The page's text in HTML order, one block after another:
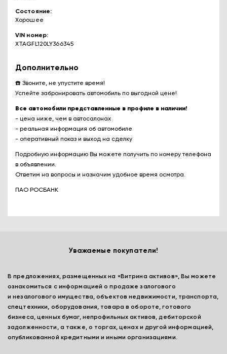
Состояние
Хорошее
VIN номер
XTAGFL120LY366345
Дополнительно
☎️ Звоните, не упустите время!
Успейте забронировать автомобиль по выгодной цене!
Все автомобили представленные в профиле в наличии!
- цена ниже, чем в автосалонах
- реальная информация об автомобиле
- оперативный показ и выход на сделку
Подробную информацию Вы можете получить по номеру телефона
в объявлении.
Ответим на вопросы и назначим удобное время осмотра.
ПАО РОСБАНК
Уважаемые покупатели!
В предложениях, размещенных на «Витрина активов», Вы можете
ознакомиться с информацией о продаже залогового
и незалогового имущества, объектов недвижимости, транспорта,
спецтехники, оборудования, товара в обороте, готового
бизнеса, ценных бумаг, непрофильных активов, дебиторской
задолженности, а также, о торгах, ценах и другой информацией,
опубликованной кредитными и иными организациями.